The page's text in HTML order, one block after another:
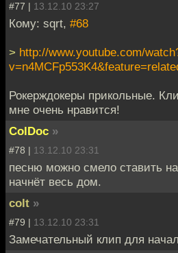
#77 | 13.12.10 23:27
Кому: sqrt, #68
> http://www.youtube.com/
Рокерждокеры прикольные.
мне очень нравится!
ColDoc »
#78 | 13.12.10 23:31
песню можно смело ставить
начнёт весь дом.
colt »
#79 | 13.12.10 23:31
Замечательный клип для